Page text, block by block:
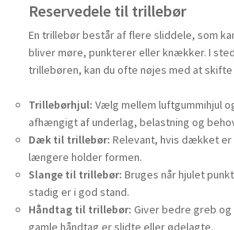
Reservedele til trillebør
En trillebør består af flere sliddele, som
bliver møre, punkterer eller knækker. I
trillebøren, kan du ofte nøjes med at
Trillebørhjul: Vælg mellem luftgummihjul
afhængigt af underlag, belastning og
Dæk til trillebør: Relevant, hvis dækket
længere holder formen.
Slange til trillebør: Bruges når hjulet
stadig er i god stand.
Håndtag til trillebør: Giver bedre greb